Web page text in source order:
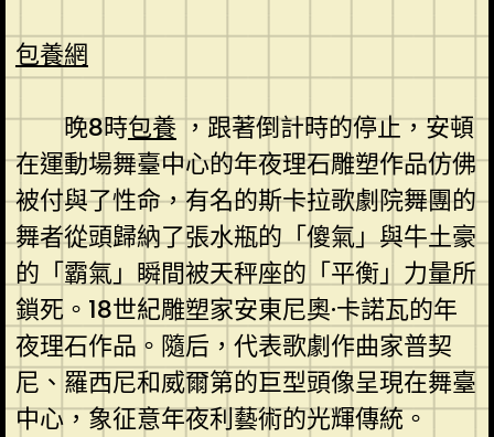
包養網
晚8時包養，跟著倒計時的停止，安頓
在運動場舞臺中心的年夜理石雕塑作品仿佛
被付與了性命，有名的斯卡拉歌劇院舞團的
舞者從頭歸納了張水瓶的「傻氣」與牛土豪
的「霸氣」瞬間被天秤座的「平衡」力量所
鎖死。18世紀雕塑家安東尼奧·卡諾瓦的年
夜理石作品。隨后，代表歌劇作曲家普契
尼、羅西尼和威爾第的巨型頭像呈現在舞臺
中心，象征意年夜利藝術的光輝傳統。